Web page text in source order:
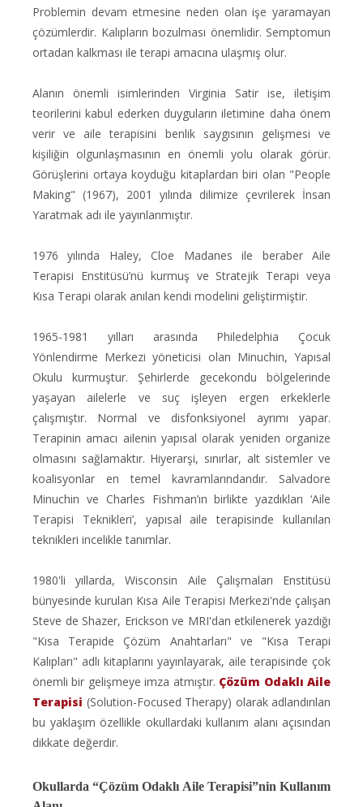
Problemin devam etmesine neden olan işe yaramayan
çözümlerdir. Kalıpların bozulması önemlidir. Semptomun
ortadan kalkması ile terapi amacına ulaşmış olur.
Alanın önemli isimlerinden Virginia Satir ise, iletişim
teorilerini kabul ederken duyguların iletimine daha önem
verir ve aile terapisini benlik saygısının gelişmesi ve
kişiliğin olgunlaşmasının en önemli yolu olarak görür.
Görüşlerini ortaya koyduğu kitaplardan biri olan "People
Making" (1967), 2001 yılında dilimize çevrilerek İnsan
Yaratmak adı ile yayınlanmıştır.
1976 yılında Haley, Cloe Madanes ile beraber Aile
Terapisi Enstitüsü’nü kurmuş ve Stratejik Terapi veya
Kısa Terapi olarak anılan kendi modelini geliştirmiştir.
1965-1981 yılları arasında Philedelphia Çocuk
Yönlendirme Merkezi yöneticisi olan Minuchin, Yapısal
Okulu kurmuştur. Şehirlerde gecekondu bölgelerinde
yaşayan ailelerle ve suç işleyen ergen erkeklerle
çalışmıştır. Normal ve disfonksiyonel ayrımı yapar.
Terapinin amacı ailenin yapısal olarak yeniden organize
olmasını sağlamaktır. Hiyerarşi, sınırlar, alt sistemler ve
koalisyonlar en temel kavramlarındandır. Salvadore
Minuchin ve Charles Fishman’ın birlikte yazdıkları ‘Aile
Terapisi Teknikleri’, yapısal aile terapisinde kullanılan
teknikleri incelikle tanımlar.
1980'li yıllarda, Wisconsin Aile Çalışmaları Enstitüsü
bünyesinde kurulan Kısa Aile Terapisi Merkezi'nde çalışan
Steve de Shazer, Erickson ve MRI'dan etkilenerek yazdığı
"Kısa Terapide Çözüm Anahtarları" ve "Kısa Terapi
Kalıpları" adlı kitaplarını yayınlayarak, aile terapisinde çok
önemli bir gelişmeye imza atmıştır. Çözüm Odaklı Aile
Terapisi (Solution-Focused Therapy) olarak adlandırılan
bu yaklaşım özellikle okullardaki kullanım alanı açısından
dikkate değerdir.
Okullarda “Çözüm Odaklı Aile Terapisi”nin Kullanım